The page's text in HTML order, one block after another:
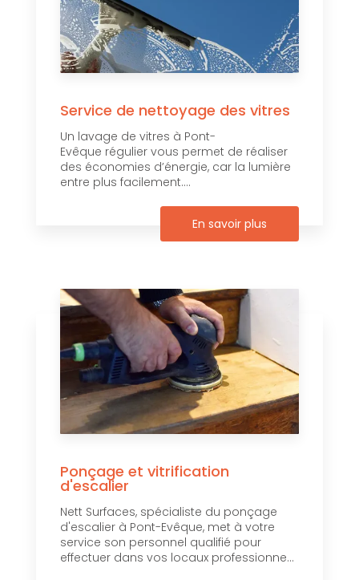
Service de nettoyage des vitres
Un lavage de vitres à Pont-
Evêque régulier vous permet de réaliser
des économies d’énergie, car la lumière
entre plus facilement....
En savoir plus
Ponçage et vitrification
d'escalier
Nett Surfaces, spécialiste du ponçage
d'escalier à Pont-Evêque, met à votre
service son personnel qualifié pour
effectuer dans vos locaux professionne...